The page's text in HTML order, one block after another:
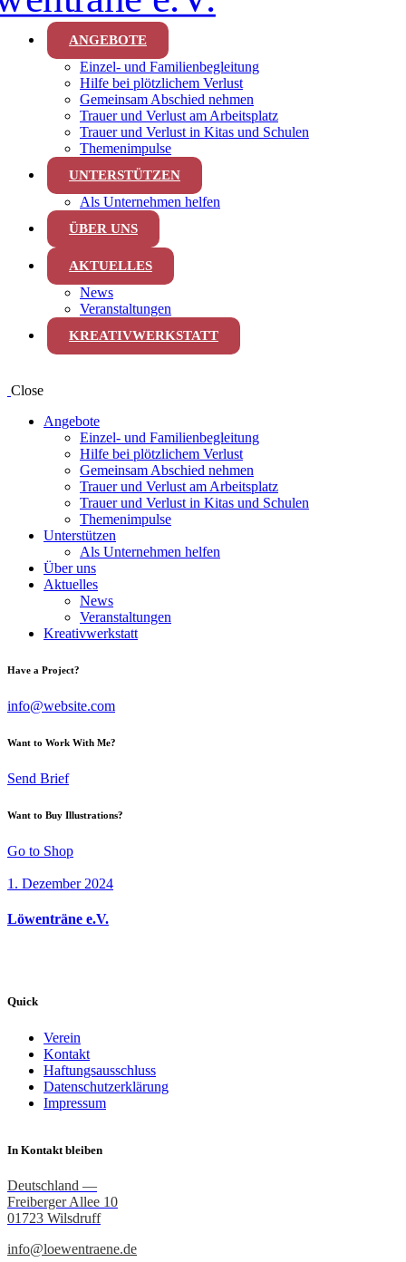
ANGEBOTE
Einzel- und Familienbegleitung
Hilfe bei plötzlichem Verlust
Gemeinsam Abschied nehmen
Trauer und Verlust am Arbeitsplatz
Trauer und Verlust in Kitas und Schulen
Themenimpulse
UNTERSTÜTZEN
Als Unternehmen helfen
ÜBER UNS
AKTUELLES
News
Veranstaltungen
KREATIVWERKSTATT
Close
Angebote
Einzel- und Familienbegleitung
Hilfe bei plötzlichem Verlust
Gemeinsam Abschied nehmen
Trauer und Verlust am Arbeitsplatz
Trauer und Verlust in Kitas und Schulen
Themenimpulse
Unterstützen
Als Unternehmen helfen
Über uns
Aktuelles
News
Veranstaltungen
Kreativwerkstatt
Have a Project?
info@website.com
Want to Work With Me?
Send Brief
Want to Buy Illustrations?
Go to Shop
1. Dezember 2024
Löwenträne e.V.
Quick
Verein
Kontakt
Haftungsausschluss
Datenschutzerklärung
Impressum
In Kontakt bleiben
Deutschland —
Freiberger Allee 10
01723 Wilsdruff
info@loewentraene.de